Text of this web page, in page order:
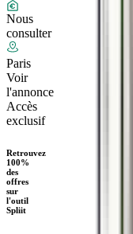
Nous
consulter
Paris
Voir
l'annonce
Accès
exclusif
Retrouvez
100%
des
offres
sur
l'outil
Spliit